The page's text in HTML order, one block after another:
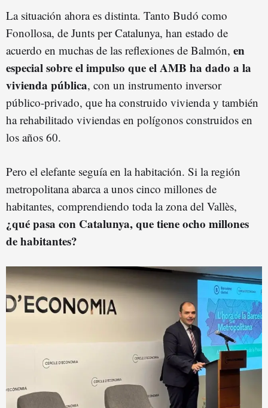
La situación ahora es distinta. Tanto Budó como
Fonollosa, de Junts per Catalunya, han estado de
acuerdo en muchas de las reflexiones de Balmón, en
especial sobre el impulso que el AMB ha dado a la
vivienda pública, con un instrumento inversor
público-privado, que ha construido vivienda y también
ha rehabilitado viviendas en polígonos construidos en
los años 60.
Pero el elefante seguía en la habitación. Si la región
metropolitana abarca a unos cinco millones de
habitantes, comprendiendo toda la zona del Vallès,
¿qué pasa con Catalunya, que tiene ocho millones
de habitantes?